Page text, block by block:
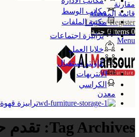
مقارنة
قائمة المفضلة
Login / Register
0
items
0 جنية
Menu
مكاتب الوسط
مكتبة الملفات
ترابيزة اجتماعات
خلايا العمل
كاونتر استقبال
الانتريهات
الكراسي
معدن
ترابيزة قهوة
Tag Archives: تقدم حلولًا متنوعة